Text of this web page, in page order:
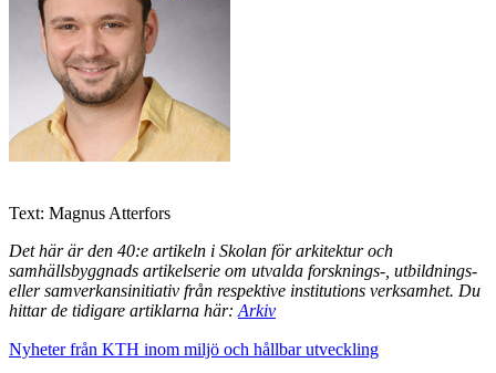
Text: Magnus Atterfors
Det här är den 40:e artikeln i Skolan för arkitektur och
samhällsbyggnads artikelserie om utvalda forsknings-, utbildnings-
eller samverkansinitiativ från respektive institutions verksamhet. Du
hittar de tidigare artiklarna här: Arkiv
Nyheter från KTH inom miljö och hållbar utveckling